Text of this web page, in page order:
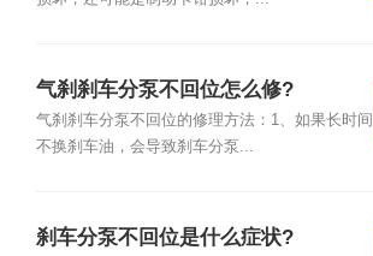
气刹刹车分泵不回位怎么修?
气刹刹车分泵不回位的修理方法：1、如果长时间
不换刹车油，会导致刹车分泵...
刹车分泵不回位是什么症状?